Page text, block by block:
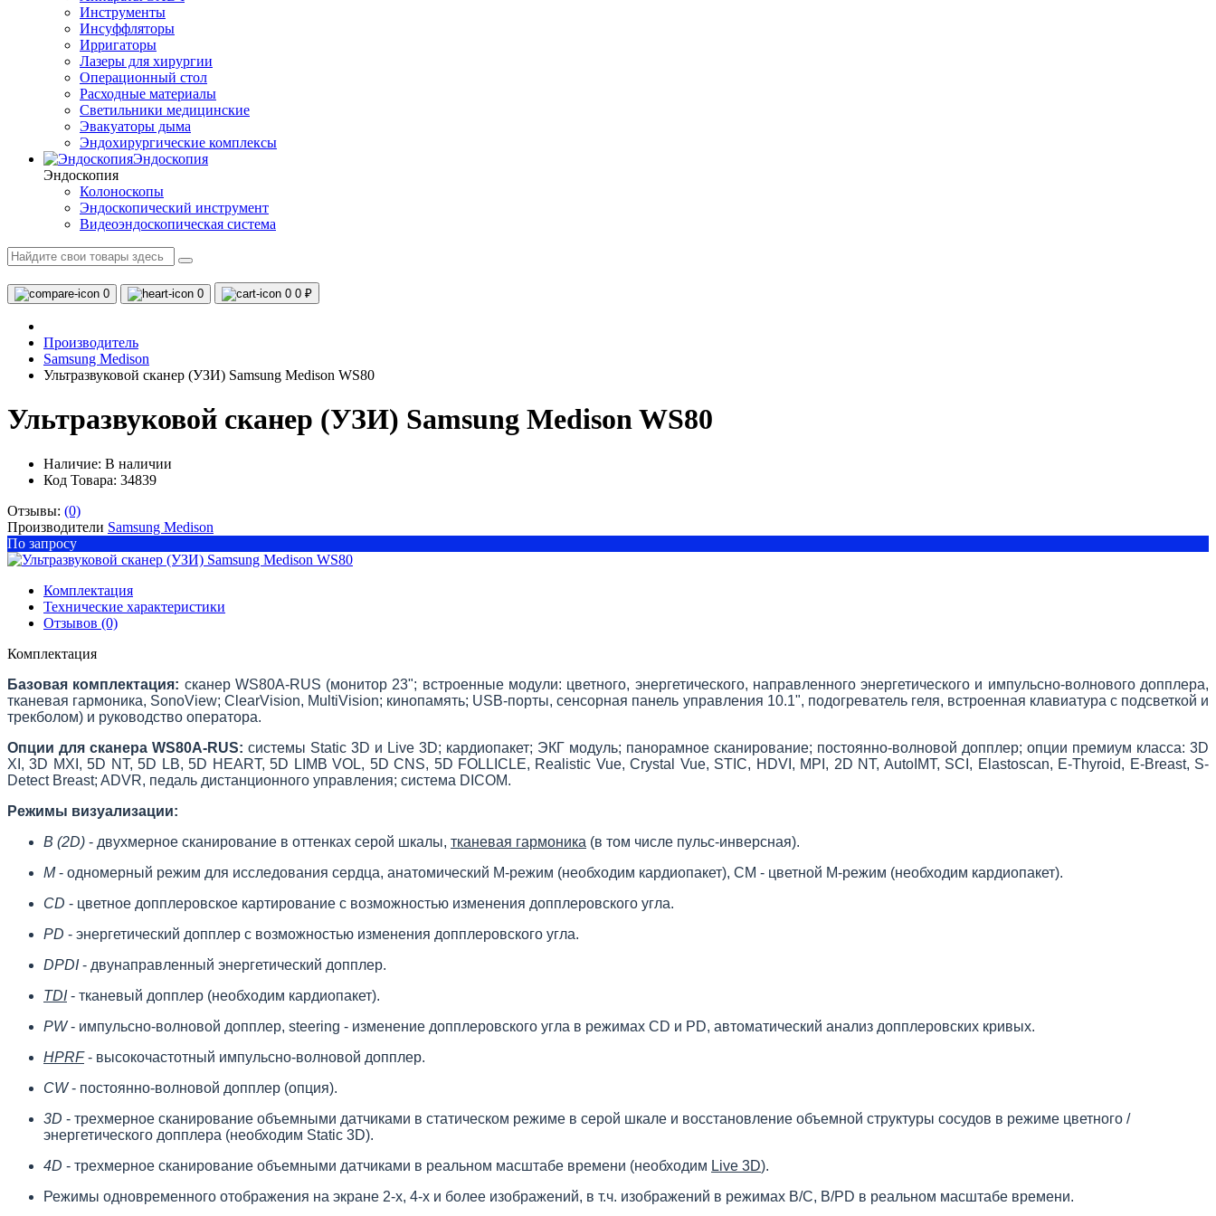
Инструменты
Инсуффляторы
Ирригаторы
Лазеры для хирургии
Операционный стол
Расходные материалы
Светильники медицинские
Эвакуаторы дыма
Эндохирургические комплексы
Эндоскопия
Эндоскопия
Колоноскопы
Эндоскопический инструмент
Видеоэндоскопическая система
0 0 0 0 ₽
Производитель
Samsung Medison
Ультразвуковой сканер (УЗИ) Samsung Medison WS80
Ультразвуковой сканер (УЗИ) Samsung Medison WS80
Наличие: В наличии
Код Товара: 34839
Отзывы: (0)
Производители Samsung Medison
По запросу
Комплектация
Технические характеристики
Отзывов (0)
Комплектация
Базовая комплектация: сканер WS80A-RUS (монитор 23"; встроенные модули: цветного, энергетического, направленного энергетического и импульсно-волнового допплера,
тканевая гармоника, SonoView; ClearVision, MultiVision; кинопамять; USB-порты, сенсорная панель управления 10.1", подогреватель геля, встроенная клавиатура с подсветкой и
трекболом) и руководство оператора.
Опции для сканера WS80A-RUS: cистемы Static 3D и Live 3D; кардиопакет; ЭКГ модуль; панорамное сканирование; постоянно-волновой допплер; опции премиум класса: 3D
XI, 3D MXI, 5D NT, 5D LB, 5D HEART, 5D LIMB VOL, 5D CNS, 5D FOLLICLE, Realistic Vue, Crystal Vue, STIC, HDVI, MPI, 2D NT, AutoIMT, SCI, Elastoscan, E-Thyroid, E-Breast, S-
Detect Breast; ADVR, педаль дистанционного управления; система DICOM.
Режимы визуализации:
B (2D) - двухмерное сканирование в оттенках серой шкалы, тканевая гармоника (в том числе пульс-инверсная).
M- одномерный режим для исследования сердца, анатомический М-режим (необходим кардиопакет), CM - цветной М-режим (необходим кардиопакет).
CD - цветное допплеровское картирование с возможностью изменения допплеровского угла.
PD - энергетический допплер с возможностью изменения допплеровского угла.
DPDI- двунаправленный энергетический допплер.
TDI- тканевый допплер (необходим кардиопакет).
PW- импульсно-волновой допплер, steering - изменение допплеровского угла в режимах CD и PD, автоматический анализ допплеровских кривых.
HPRF- высокочастотный импульсно-волновой допплер.
CW- постоянно-волновой допплер (опция).
3D - трехмерное сканирование объемными датчиками в статическом режиме в серой шкале и восстановление объемной структуры сосудов в режиме цветного /
энергетического допплера (необходим Static 3D).
4D - трехмерное сканирование объемными датчиками в реальном масштабе времени (необходим Live 3D).
Режимы одновременного отображения на экране 2-х, 4-х и более изображений, в т.ч. изображений в режимах B/C, B/PD в реальном масштабе времени.